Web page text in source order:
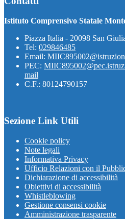
Istituto Comprensivo Statale
Piazza Italia - 20098 San
Tel: 029846485
Email:
PEC:
mail
C.F.: 80124790157
Sezione Link Utili
Cookie policy
Note legali
Informativa Privacy
Ufficio Relazioni con il
Dichiarazione di accessibilità
Obiettivi di accessibilità
Whistleblowing
Gestione consensi cookie
Amministrazione trasparente